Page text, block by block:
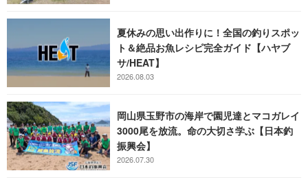
夏休みの思い出作りに！全国の釣りスポッ
ト＆絶品お魚レシピ完全ガイド【ハヤブ
サ/HEAT】
2026.08.03
岡山県玉野市の海岸で園児達とマコガレイ
3000尾を放流。命の大切さ学ぶ【日本釣
振興会】
2026.07.30